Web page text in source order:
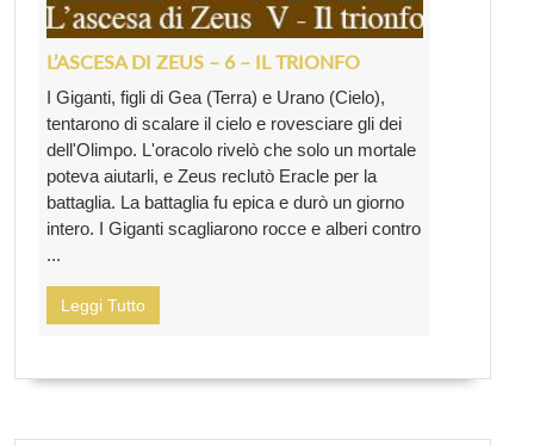
L’ASCESA DI ZEUS – 6 – IL TRIONFO
I Giganti, figli di Gea (Terra) e Urano (Cielo),
tentarono di scalare il cielo e rovesciare gli dei
dell'Olimpo. L'oracolo rivelò che solo un mortale
poteva aiutarli, e Zeus reclutò Eracle per la
battaglia. La battaglia fu epica e durò un giorno
intero. I Giganti scagliarono rocce e alberi contro
...
Leggi Tutto